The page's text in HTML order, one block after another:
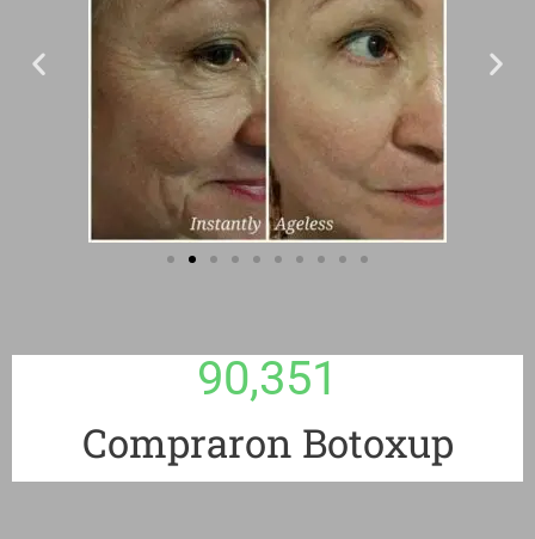
Compraron Botoxup
90,351